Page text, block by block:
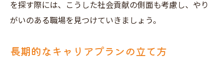
を探す際には、こうした社会貢献の側面も考慮し、やり
がいのある職場を見つけていきましょう。
長期的なキャリアプランの立て方